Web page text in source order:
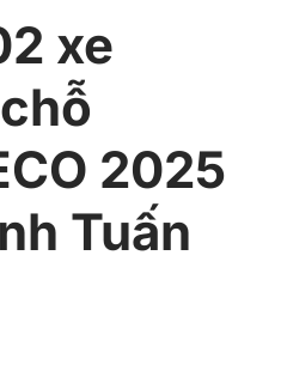
xe
2025
Tuấn